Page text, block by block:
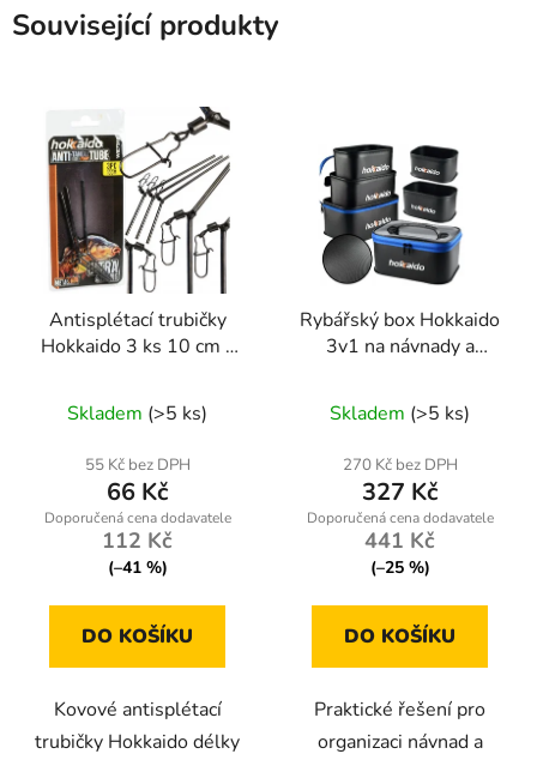
Související produkty
Antisplétací trubičky
Hokkaido 3 ks 10 cm –
montáže
Skladem (>5 ks)
55 Kč bez DPH
66 Kč
112 Kč
(–41 %)
DO KOŠÍKU
Kovové antisplétací
trubičky Hokkaido délky
Rybářský box Hokkaido
3v1 na návnady a
oddělenými přihrádkami
Skladem (>5 ks)
270 Kč bez DPH
327 Kč
441 Kč
(–25 %)
DO KOŠÍKU
Praktické řešení pro
organizaci návnad a